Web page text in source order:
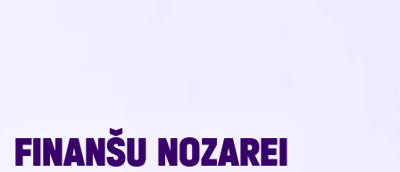
FINANŠU NOZAREI